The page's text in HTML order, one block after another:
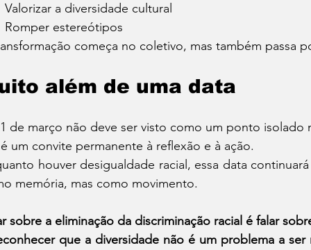
Valorizar a diversidade cultural
Romper estereótipos
começa no coletivo, mas também passa
além de uma data
de março não deve ser visto como um ponto isolado
um convite permanente à reflexão e à ação.
houver desigualdade racial, essa data
memória, mas como movimento.
sobre a eliminação da discriminação racial é falar
que a diversidade não é um problema a ser